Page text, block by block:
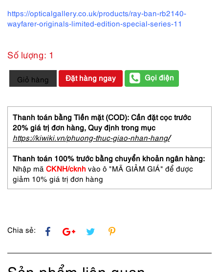
https://opticalgallery.co.uk/products/ray-ban-rb2140-
wayfarer-originals-limited-edition-special-series-11
Số lượng: 1
5638-
Kính
nữ-
RAY
BAN
WAYFARER
RB2140
Special
Edition
Sunglasses-
Như
Giỏ hàng Đặt hàng ngay Gọi điện
Thanh toán bằng Tiền mặt (COD): Cần đặt cọc trước
20% giá trị đơn hàng, Quy định trong mục
https://kiwiki.vn/phuong-thuc-giao-nhan-hang/
Thanh toán 100% trước bằng chuyển khoản ngân hàng:
Nhập mã CKNH/cknh vào ô "MÃ GIẢM GIÁ" để được
giảm 10% giá trị đơn hàng
Chia sẻ: